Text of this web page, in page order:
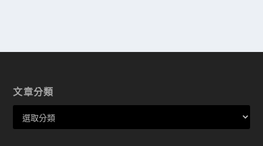
文章分類